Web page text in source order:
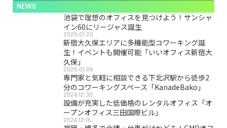
NEWS
池袋で理想のオフィスを見つけよう！サンシャ
イン60にリージャス誕生
2025.01.20
新宿大久保エリアに多機能型コワーキング誕
生！イベントも開催可能「いいオフィス新宿大
久保」
2025.01.06
専門家と気軽に相談できる下北沢駅から徒歩2
分のコワーキングスペース「KanadeBako」
2024.12.30
設備が充実した低価格のレンタルオフィス「オ
ープンオフィス三田国際ビル」
2024.12.16